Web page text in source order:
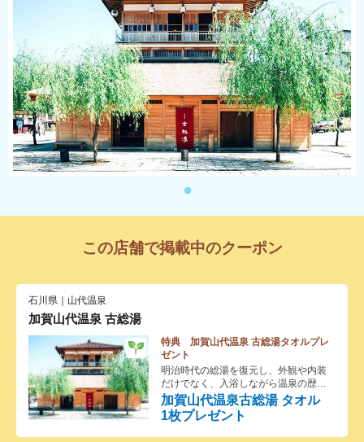
この店舗で掲載中のクーポン
石川県｜山代温泉
加賀山代温泉 古総湯
特典 加賀山代温泉 古総湯タオルプレ
ゼント
加賀山代温泉古総湯 タオル
1枚プレゼント
明治時代の総湯を復元し、外観や内装
だけでなく、入浴しながら温泉の歴史
や文化が楽しめる「体験型温泉博物
館」が誕生しました。2階の休憩所や、
浴室の床や壁の九谷焼のタイルも当時
のまま復元されています。1300年の歴